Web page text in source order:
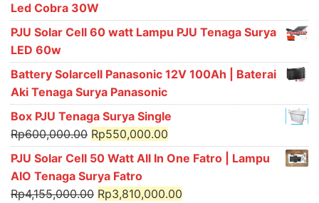
Led Cobra 30W
PJU Solar Cell 60 watt Lampu PJU Tenaga Surya
LED 60w
Battery Solarcell Panasonic 12V 100Ah | Baterai
Aki Tenaga Surya Panasonic
Box PJU Tenaga Surya Single
Rp600,000.00 Original
price
was:
Rp600,000.00.
Rp550,000.00
price
Rp550,000.00.
PJU Solar Cell 50 Watt All In One Fatro | Lampu
AIO Tenaga Surya Fatro
Rp4,155,000.00 Original
Rp3,810,000.00